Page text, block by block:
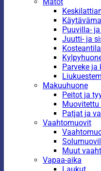
Puuvilla-
Juutti- ja
Parveke
Makuuhuone
Peitot ja
Patjat ja
Vaahtomuovit
Muut
Vapaa-aika